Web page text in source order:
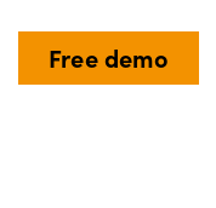
Free demo